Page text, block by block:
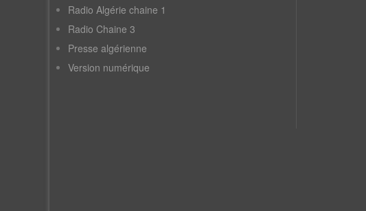
Radio Algérie chaine 1
Radio Chaine 3
Presse algérienne
Version numérique